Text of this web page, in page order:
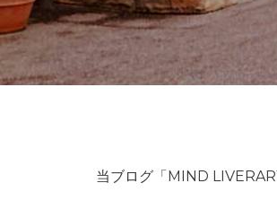
境界性パー
ウンセリング
当ブログ「MIND